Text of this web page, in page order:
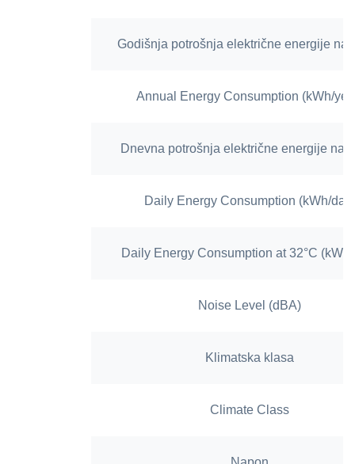
Godišnja potrošnja električne energije na
Annual Energy Consumption (kWh/
Dnevna potrošnja električne energije na
Daily Energy Consumption (kWh/day)
Daily Energy Consumption at 32°C
Noise Level (dBA)
Klimatska klasa
Climate Class